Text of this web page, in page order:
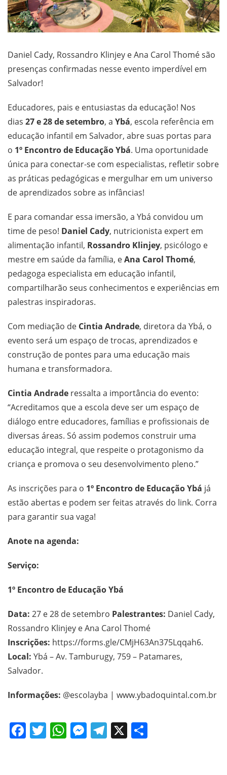
Daniel Cady, Rossandro Klinjey e Ana Carol Thomé são
presenças confirmadas nesse evento imperdível em
Salvador!
Educadores, pais e entusiastas da educação! Nos
dias 27 e 28 de setembro, a Ybá, escola referência em
educação infantil em Salvador, abre suas portas para
o 1º Encontro de Educação Ybá. Uma oportunidade
única para conectar-se com especialistas, refletir sobre
as práticas pedagógicas e mergulhar em um universo
de aprendizados sobre as infâncias!
E para comandar essa imersão, a Ybá convidou um
time de peso! Daniel Cady, nutricionista expert em
alimentação infantil, Rossandro Klinjey, psicólogo e
mestre em saúde da família, eAna Carol Thomé,
pedagoga especialista em educação infantil,
compartilharão seus conhecimentos e experiências em
palestras inspiradoras.
Com mediação de Cintia Andrade, diretora da Ybá, o
evento será um espaço de trocas, aprendizados e
construção de pontes para uma educação mais
humana e transformadora.
Cintia Andrade ressalta a importância do evento:
“Acreditamos que a escola deve ser um espaço de
diálogo entre educadores, famílias e profissionais de
diversas áreas. Só assim podemos construir uma
educação integral, que respeite o protagonismo da
criança e promova o seu desenvolvimento pleno.”
As inscrições para o 1º Encontro de Educação Ybá já
estão abertas e podem ser feitas através do link. Corra
para garantir sua vaga!
Anote na agenda:
Serviço:
1º Encontro de Educação Ybá
Data: 27 e 28 de setembro Palestrantes: Daniel Cady,
Rossandro Klinjey e Ana Carol Thomé
Inscrições: https://forms.gle/CMjH63An375Lqqah6.
Local: Ybá – Av. Tamburugy, 759 – Patamares,
Salvador.
Informações: @escolayba | www.ybadoquintal.com.br
Facebook
Twitter
WhatsApp
Messenger
Telegram
X